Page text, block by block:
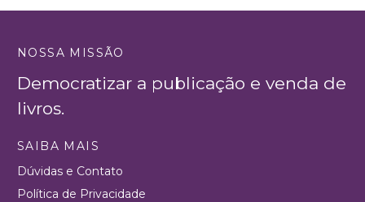
NOSSA MISSÃO
Democratizar a publicação e venda de
livros.
SAIBA MAIS
Dúvidas e Contato
Política de Privacidade